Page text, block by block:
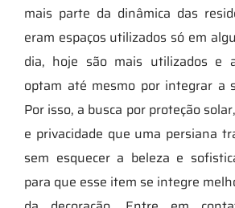
mais parte da dinâmica das
eram espaços utilizados só em
dia, hoje são mais utilizados e
optam até mesmo por integrar a
Por isso, a busca por proteção
e privacidade que uma persiana
sem esquecer a beleza e
para que esse item se integre